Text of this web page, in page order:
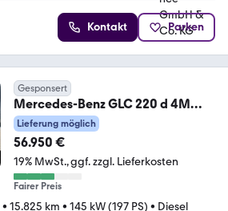
Kontakt Parken
Gesponsert
Mercedes-Benz GLC 220 d 4M
AMG Night Distro AHK Memo Pano
Burm
Lieferung möglich
56.950 €
19% MwSt. ggf. zzgl. Lieferkosten
Fairer Preis
• 15.825 km • 145 kW (197 PS) • Diesel